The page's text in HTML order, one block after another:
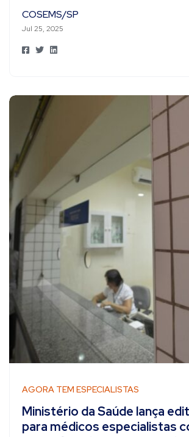
COSEMS/SP
Jul 25, 2025
AGORA TEM ESPECIALISTAS
Ministério da Saúde lança
para médicos especialistas